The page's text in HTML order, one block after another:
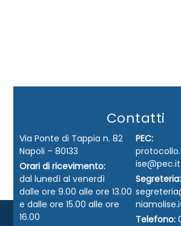
Contatti
Via Ponte di Tappia n. 82
Napoli – 80133
Orari di ricevimento:
dal lunedì al venerdì
dalle ore 9.00 alle ore 13.00
e dalle ore 15.00 alle ore
16.00
PEC:
ise@pec.it
Segreteria:
Telefono: